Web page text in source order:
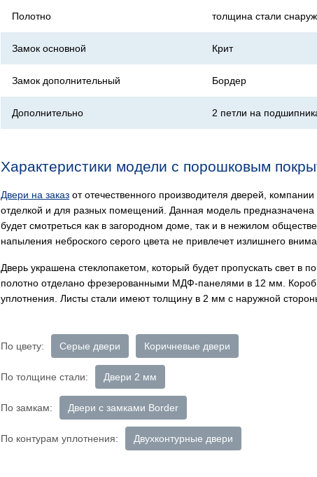
Полотно толщина стали
Замок основной Крит
Замок дополнительный Бордер
Дополнительно 2 петли на
Характеристики модели с порошковым
Двери на заказ от отечественного производителя дверей,
отделкой и для разных помещений. Данная модель
будет смотреться как в загородном доме, так и в нежилом
напыления неброского серого цвета не привлечет излишнего
Дверь украшена стеклопакетом, который будет пропускать свет
полотно отделано фрезерованными МДФ-панелями в 12 мм. Короб
уплотнения. Листы стали имеют толщину в 2 мм с наружной
По цвету: Серые двери Коричневые двери
По толщине стали: Двери 2 мм
По замкам: Двери с замками Border
По контурам уплотнения: Двухконтурные двери